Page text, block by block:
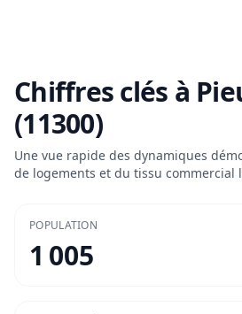
Chiffres clés à
(11300)
Une vue rapide des dynamiques
de logements et du tissu commercial
POPULATION
1 005